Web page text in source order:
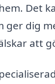
Det
ger dig
att